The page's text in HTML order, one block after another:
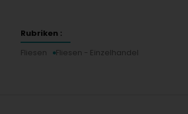
Rubriken :
Fliesen
Fliesen - Einzelhandel